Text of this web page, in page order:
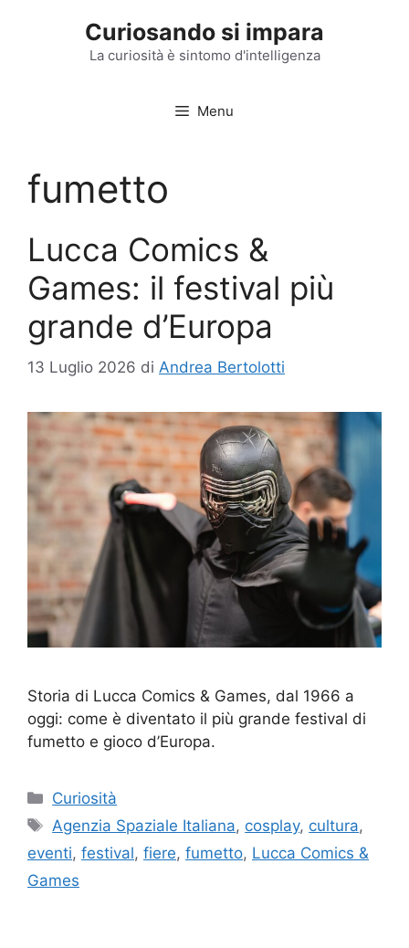
Curiosando si impara
La curiosità è sintomo d'intelligenza
Menu
fumetto
Lucca Comics &
Games: il festival più
grande d’Europa
13 Luglio 2026 di Andrea Bertolotti
Storia di Lucca Comics & Games, dal 1966 a
oggi: come è diventato il più grande festival di
fumetto e gioco d’Europa.
Categorie
Curiosità
Tag
Agenzia Spaziale Italiana, cosplay, cultura,
eventi, festival, fiere, fumetto, Lucca Comics &
Games